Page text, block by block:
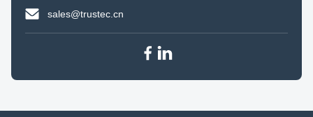
sales@trustec.cn